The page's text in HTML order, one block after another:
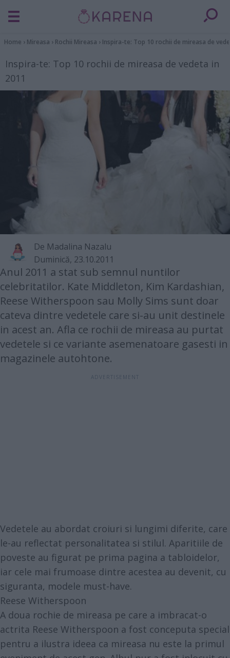
Home › Mireasa › Rochii Mireasa › Inspira-te: Top 10 rochii de mireasa de
Inspira-te: Top 10 rochii de mireasa de vedeta in
2011
De Madalina Nazalu
Duminică, 23.10.2011
Anul 2011 a stat sub semnul nuntilor
celebritatilor. Kate Middleton, Kim Kardashian,
Reese Witherspoon sau Molly Sims sunt doar
cateva dintre vedetele care si-au unit destinele
in acest an. Afla ce rochii de mireasa au purtat
vedetele si ce variante asemenatoare gasesti in
magazinele autohtone.
Vedetele au abordat croiuri si lungimi diferite, care
le-au reflectat personalitatea si stilul. Aparitiile de
poveste au figurat pe prima pagina a tabloidelor,
iar cele mai frumoase dintre acestea au devenit, cu
siguranta, modele must-have.
Reese Witherspoon
A doua rochie de mireasa pe care a imbracat-o
actrita Reese Witherspoon a fost conceputa special
pentru a ilustra ideea ca mireasa nu este la primul